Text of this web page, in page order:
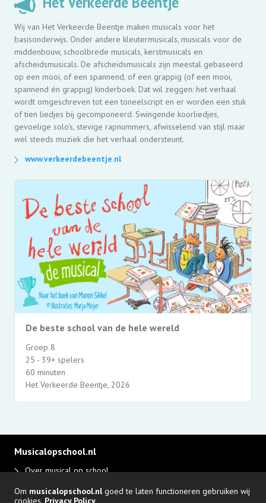
Wij van Het Verkeerde Beentje maken musicals voor het
basisonderwijs. Onder andere kleutermusicals, musicals voor de
middenbouw, schoolbrede musicals, kerstmusicals en
afscheidsmusicals. De afscheidsmusicals zijn meestal gebaseerd
op een mooi, of een spannend, of een grappig (of een mooi,
spannend én grappig) kinderboek. Dat wil zeggen: het verhaal
wordt omgeschreven tot een toneelscript en er worden een stuk
of tien liedjes bij gecomponeerd. Swingende koorliedjes,
gevoelige solo's, stevige rapnummers, afwisselend van stijl maar
wel steeds muziek die het verhaal ondersteunt.
www.verkeerdebeentje.nl
De beste school van de hele wereld
Groep 8
25 - 39+ spelers
60 minuten
Het Verkeerde Beentje, 2026
Om musicalopschool.nlgoed te laten functioneren gebruiken wij
cookies. Privacy Policy
Musicalopschool.nl
Over musical op school
Adverteren